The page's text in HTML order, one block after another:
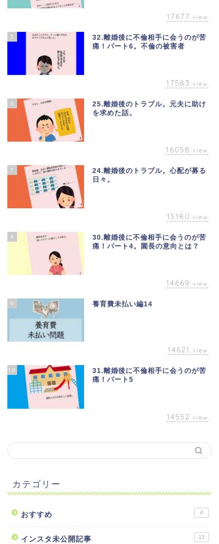
17677 view
5
32.離婚後に不倫相手に会うのが苦
痛！パート6。不倫の被害者
17583 view
6
25.離婚後のトラブル。元夫に助け
を求めた話。
16058 view
7
24.離婚後のトラブル。心配が募る
日々。
15180 view
8
30.離婚後に不倫相手に会うのが苦
痛！パート4。園長の意向とは？
14669 view
9 養育費未払い編14
14621 view
10
31.離婚後に不倫相手に会うのが苦
痛！パート5
14552 view
カテゴリー
おすすめ 4
インスタ未公開記事 13